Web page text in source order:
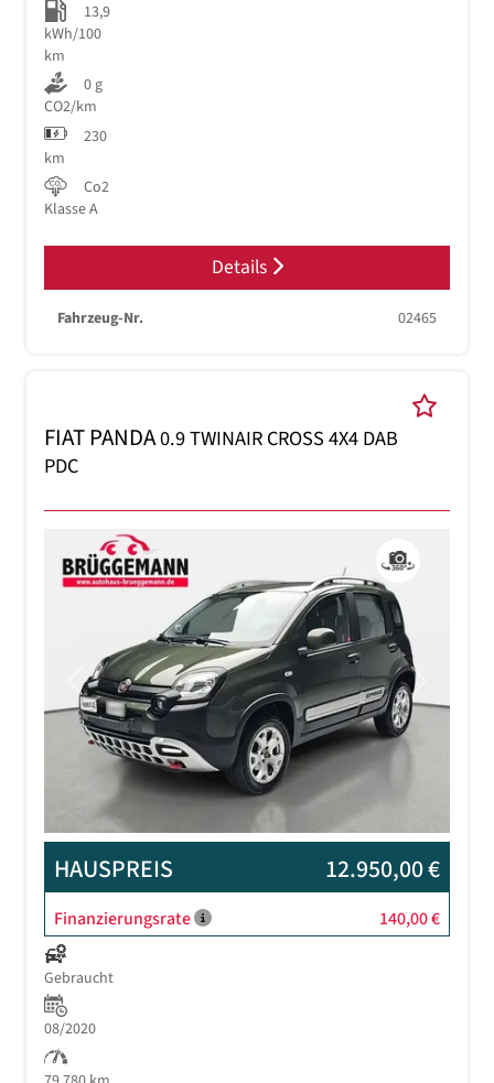
13,9
kWh/100
km
0 g
CO2/km
230
km
Co2
Klasse A
Details
Fahrzeug-Nr. 02465
FIAT PANDA0.9 TWINAIR CROSS 4X4 DAB
PDC
Previous
HAUSPREIS 12.950,00 €
Finanzierungsrate 140,00 €
Gebraucht
08/2020